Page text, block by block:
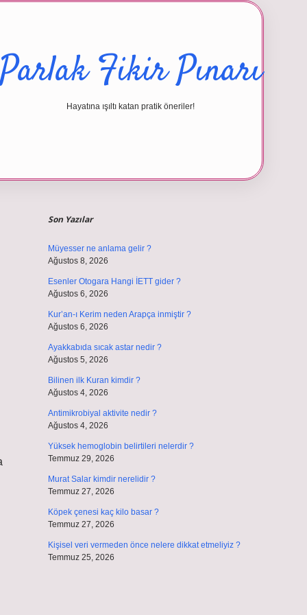
Parlak Fikir Pınarı
Hayatına ışıltı katan pratik öneriler!
Son Yazılar
Müyesser ne anlama gelir ?
Ağustos 8, 2026
Esenler Otogara Hangi İETT gider ?
Ağustos 6, 2026
Kur’an-ı Kerim neden Arapça inmiştir ?
Ağustos 6, 2026
Ayakkabıda sıcak astar nedir ?
Ağustos 5, 2026
Bilinen ilk Kuran kimdir ?
Ağustos 4, 2026
Antimikrobiyal aktivite nedir ?
Ağustos 4, 2026
Yüksek hemoglobin belirtileri nelerdir ?
Temmuz 29, 2026
Murat Salar kimdir nerelidir ?
Temmuz 27, 2026
Köpek çenesi kaç kilo basar ?
Temmuz 27, 2026
Kişisel veri vermeden önce nelere dikkat etmeliyiz ?
Temmuz 25, 2026